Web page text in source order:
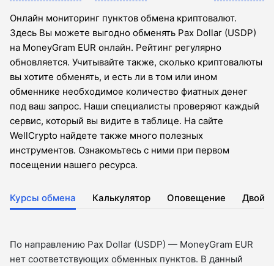
Онлайн мониторинг пунктов обмена криптовалют.
Здесь Вы можете выгодно обменять Pax Dollar (USDP)
на MoneyGram EUR онлайн. Рейтинг регулярно
обновляется. Учитывайте также, сколько криптовалюты
вы хотите обменять, и есть ли в том или ином
обменнике необходимое количество фиатных денег
под ваш запрос. Наши специалисты проверяют каждый
сервис, который вы видите в таблице. На сайте
WellCrypto найдете также много полезных
инструментов. Ознакомьтесь с ними при первом
посещении нашего ресурса.
Курсы обмена Калькулятор Оповещение
По направлению Pax Dollar (USDP) — MoneyGram EUR
нет соответствующих обменных пунктов. В данный